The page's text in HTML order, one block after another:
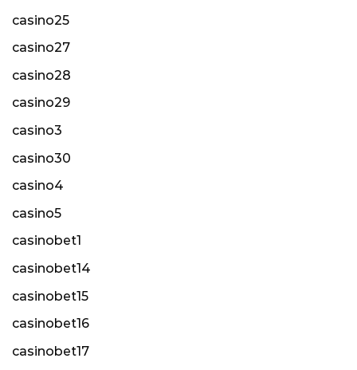
casino25
casino27
casino28
casino29
casino3
casino30
casino4
casino5
casinobet1
casinobet14
casinobet15
casinobet16
casinobet17